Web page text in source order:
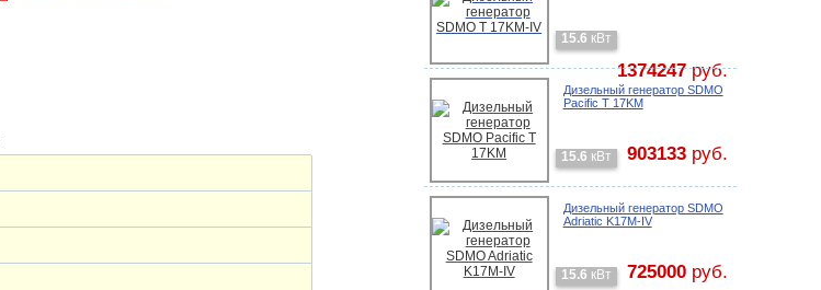
15.6 кВт
1374247руб.
Дизельный генератор SDMO
Pacific T 17KM
15.6 кВт 903133руб.
Дизельный генератор SDMO
Adriatic K17M-IV
15.6 кВт 725000руб.